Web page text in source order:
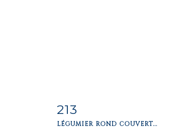
213
LÉGUMIER ROND COUVERT...